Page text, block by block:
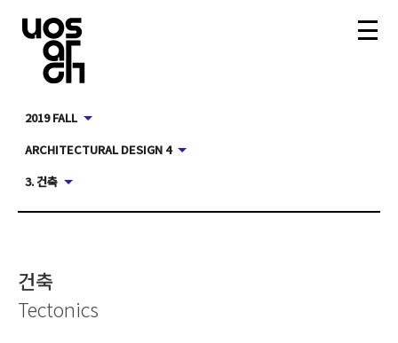
2019 FALL
ARCHITECTURAL DESIGN 4
3. 건축
건축
Tectonics